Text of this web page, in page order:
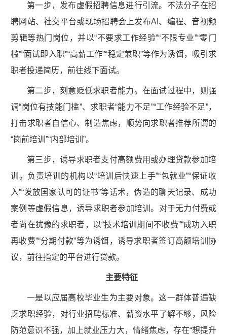
第一步，发布虚假招聘信息进行引流。不法分子在招
聘网站、社交平台或现场招聘会上发布AI、编程、音视频
剪辑等热门岗位，并以“不要求工作经验”“不限专业”“零门
槛”“面试即入职”“高薪工作”“稳定兼职”等作为诱饵，吸引求
职者投递简历，前往线下面试。
第二步，刻意贬低求职者能力。在面试过程中，则强
调“岗位有技能门槛”、求职者“能力不足”“工作经验不足”，
打击求职者自信心、制造焦虑，顺势向求职者推荐所谓的
“岗前培训”“内部培训”。
第三步，诱导求职者支付高额费用或办理贷款参加培
训。负责培训的机构以“培训后快速上手”“包就业”“保证收
入”“发放国家认可的证书”等话术，伪造的聊天记录、成功
案例等虚假信息，诱导求职者参加培训。对于无力付费或
者尚在犹豫的求职者，以“技术培训期间不收费”“成功入职
再收费”“分期付款”等为诱饵，诱导求职者签订高额培训协
议，前往指定的平台进行贷款。
主要特征
一是以应届高校毕业生为主要对象。这一群体普遍缺
乏求职经验，对行业招聘标准、薪资水平了解不够，风险
防范意识不强，加上就业压力大，情绪焦虑，存在“想提升